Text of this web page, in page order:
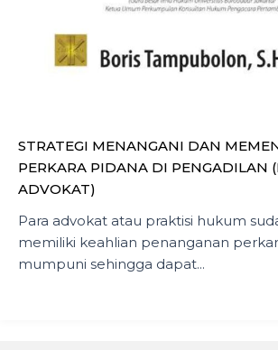
STRATEGI MENANGANI DAN
PERKARA PIDANA DI PENGADILAN
ADVOKAT)
Para advokat atau praktisi hukum
memiliki keahlian penanganan
mumpuni sehingga dapat...